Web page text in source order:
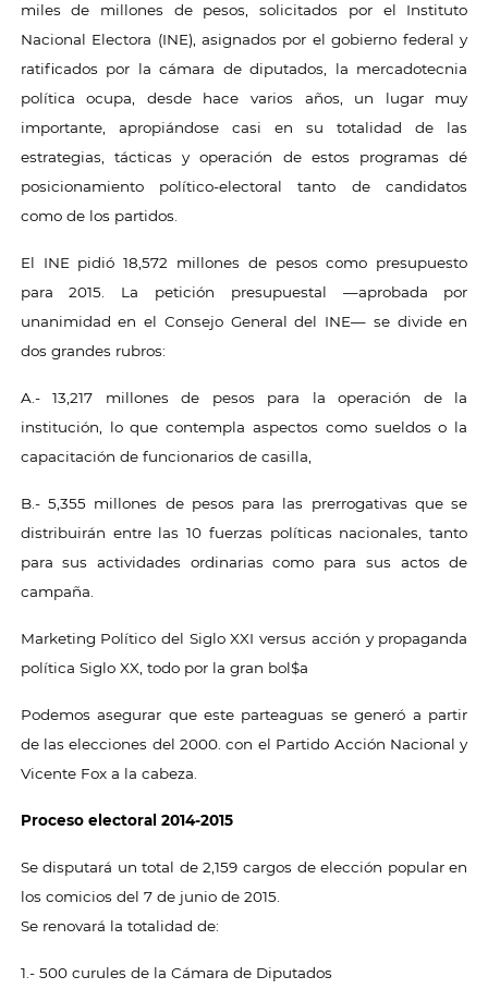
miles de millones de pesos, solicitados por el Instituto
Nacional Electora (INE), asignados por el gobierno federal y
ratificados por la cámara de diputados, la mercadotecnia
política ocupa, desde hace varios años, un lugar muy
importante, apropiándose casi en su totalidad de las
estrategias, tácticas y operación de estos programas dé
posicionamiento político-electoral tanto de candidatos
como de los partidos.
El INE pidió 18,572 millones de pesos como presupuesto
para 2015. La petición presupuestal —aprobada por
unanimidad en el Consejo General del INE— se divide en
dos grandes rubros:
A.- 13,217 millones de pesos para la operación de la
institución, lo que contempla aspectos como sueldos o la
capacitación de funcionarios de casilla,
B.- 5,355 millones de pesos para las prerrogativas que se
distribuirán entre las 10 fuerzas políticas nacionales, tanto
para sus actividades ordinarias como para sus actos de
campaña.
Marketing Político del Siglo XXI versus acción y propaganda
política Siglo XX, todo por la gran bol$a
Podemos asegurar que este parteaguas se generó a partir
de las elecciones del 2000. con el Partido Acción Nacional y
Vicente Fox a la cabeza.
Proceso electoral 2014-2015
Se disputará un total de 2,159 cargos de elección popular en
los comicios del 7 de junio de 2015.
Se renovará la totalidad de:
1.- 500 curules de la Cámara de Diputados